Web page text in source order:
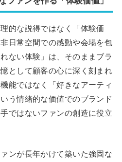
的な説得ではなく「体験価
日常空間での感動や会場を包
ない体験」は、そのままブラ
として顧客の心に深く刻まれ
能ではなく「好きなアーティ
う情緒的な価値でのブランド
ではないファンの創造に役立
ンが長年かけて築いた強固な